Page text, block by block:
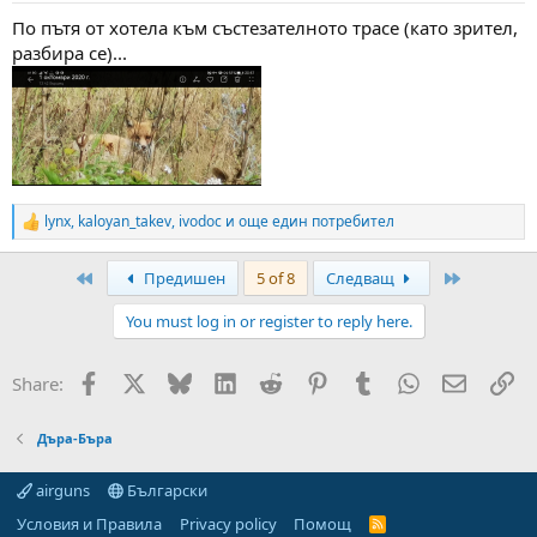
По пътя от хотела към състезателното трасе (като зрител,
разбира се)...
R
e
s
lynx, kaloyan_takev, ivodoc и още един потребител
Предишен 5 of 8 Следващ
You must log in or register to reply here.
Share: Facebook Bluesky LinkedInReddit PinterestTumblrWhatsApp
Email
Дъра-Бъра
airguns
Български
Условия и Правила
Privacy policy Помощ
R